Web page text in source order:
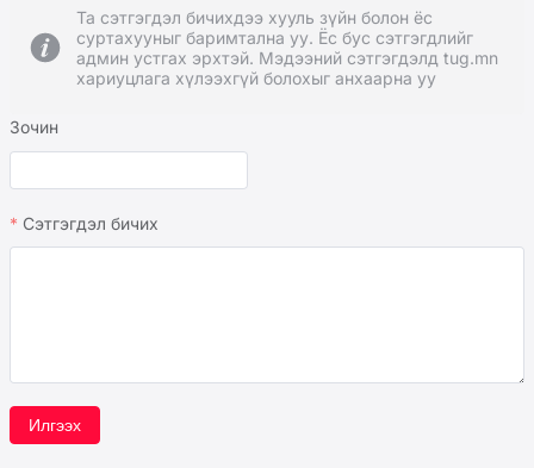
Та сэтгэгдэл бичихдээ хууль зүйн болон ёс
суртахууныг баримтална уу. Ёс бус сэтгэгдлийг
админ устгах эрхтэй. Мэдээний сэтгэгдэлд tug.mn
хариуцлага хүлээхгүй болохыг анхаарна уу
Зочин
Сэтгэгдэл бичих
Илгээх